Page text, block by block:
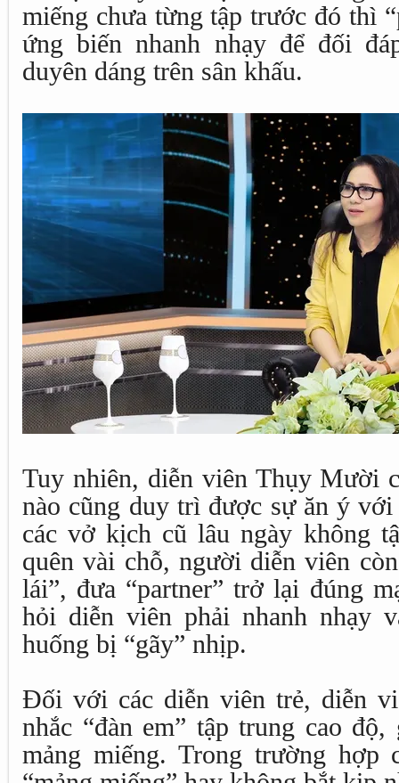
miếng chưa từng tập trước đó thì
ứng biến nhanh nhạy để đối
duyên dáng trên sân khấu.
Tuy nhiên, diễn viên Thụy Mười
nào cũng duy trì được sự ăn ý
các vở kịch cũ lâu ngày không
quên vài chỗ, người diễn viên
lái”, đưa “partner” trở lại đúng
hỏi diễn viên phải nhanh nhạy
huống bị “gãy” nhịp.
Đối với các diễn viên trẻ, diễn
nhắc “đàn em” tập trung cao
mảng miếng. Trong trường hợp